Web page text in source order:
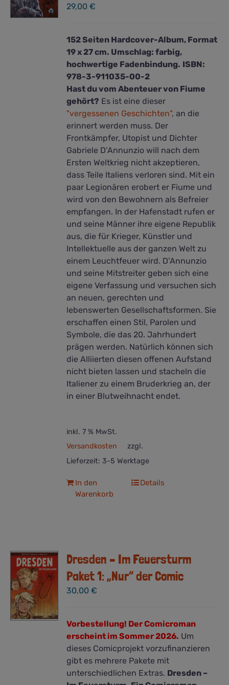
werden
29,00€
152 Seiten Hardcover-Album, Format
19 x 27 cm. Umschlag: farbig,
hochwertige Fadenbindung. ISBN:
978-3-911035-00-2
Hast du vom Abenteuer von Fiume
gehört? Es ist eine dieser
"vergessenen Geschichten", an die
erinnert werden muss. Der
Frontkämpfer, Utopist und Dichter
Gabriele D’Annunzio will nach dem
Ersten Weltkrieg nicht akzeptieren,
dass Teile Italiens verloren sind. Mit ein
paar Legionären erobert er Fiume und
wird von den Bewohnern als Befreier
empfangen. In der Hafenstadt rufen er
und seine Männer ihre eigene Republik
aus, die für Krieger, Künstler und
Intellektuelle aus der ganzen Welt zu
einem Leuchtfeuer wird. D’Annunzio
und seine Mitstreiter geben sich eine
eigene Verfassung und versuchen sich
an neuen, gerechten und
lebenswerten Gesellschaftsformen. Sie
erschaffen einen Stil, Parolen und
Symbole, die das 20. Jahrhundert
prägen werden. Natürlich können sich
die Alliierten diesen offenen Aufstand
nicht bieten lassen und stacheln die
Italiener zu einem Bruderkrieg an, der
in einer Blutweihnacht endet.
inkl. 7 % MwSt.
zzgl.
Versandkosten
Lieferzeit: 3-5 Werktage
In den
Warenkorb
Details
Dresden – Im Feuersturm
Paket 1: „Nur“ der Comic
30,00€
Vorbestellung! Der Comicroman
erscheint im Sommer 2026. Um
dieses Comicprojekt vorzufinanzieren
gibt es mehrere Pakete mit
unterschiedlichen Extras. Dresden –